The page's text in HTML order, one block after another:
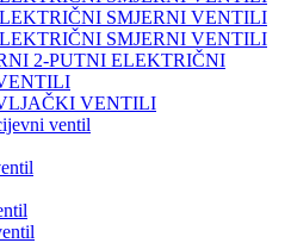
SMJERNI VENTILI
SMJERNI VENTILI
2-PUTNI ELEKTRIČNI
VENTILI
ventil